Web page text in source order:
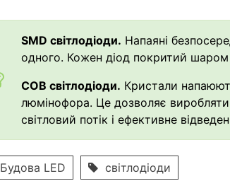
SMD світлодіоди. Напаяні
одного. Кожен діод покритий шаром
COB світлодіоди. Кристали
люмінофора. Це дозволяє
світловий потік і ефективне
Будова LED світлодіоди